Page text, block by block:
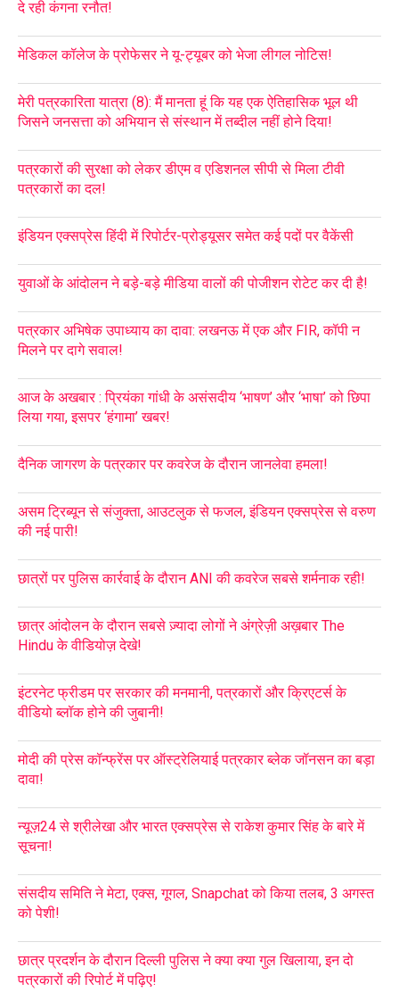
दे रही कंगना रनौत!
मेडिकल कॉलेज के प्रोफेसर ने यू-ट्यूबर को भेजा लीगल नोटिस!
मेरी पत्रकारिता यात्रा (8): मैं मानता हूं कि यह एक ऐतिहासिक भूल थी
जिसने जनसत्ता को अभियान से संस्थान में तब्दील नहीं होने दिया!
पत्रकारों की सुरक्षा को लेकर डीएम व एडिशनल सीपी से मिला टीवी
पत्रकारों का दल!
इंडियन एक्सप्रेस हिंदी में रिपोर्टर-प्रोड्यूसर समेत कई पदों पर वैकेंसी
युवाओं के आंदोलन ने बड़े-बड़े मीडिया वालों की पोजीशन रोटेट कर दी है!
पत्रकार अभिषेक उपाध्याय का दावा: लखनऊ में एक और FIR, कॉपी न
मिलने पर दागे सवाल!
आज के अखबार : प्रियंका गांधी के असंसदीय ‘भाषण’ और ‘भाषा’ को छिपा
लिया गया, इसपर ‘हंगामा’ खबर!
दैनिक जागरण के पत्रकार पर कवरेज के दौरान जानलेवा हमला!
असम ट्रिब्यून से संजुक्ता, आउटलुक से फजल, इंडियन एक्सप्रेस से वरुण
की नई पारी!
छात्रों पर पुलिस कार्रवाई के दौरान ANI की कवरेज सबसे शर्मनाक रही!
छात्र आंदोलन के दौरान सबसे ज़्यादा लोगों ने अंग्रेज़ी अख़बार The
Hindu के वीडियोज़ देखे!
इंटरनेट फ्रीडम पर सरकार की मनमानी, पत्रकारों और क्रिएटर्स के
वीडियो ब्लॉक होने की जुबानी!
मोदी की प्रेस कॉन्फ्रेंस पर ऑस्ट्रेलियाई पत्रकार ब्लेक जॉनसन का बड़ा
दावा!
न्यूज़24 से श्रीलेखा और भारत एक्सप्रेस से राकेश कुमार सिंह के बारे में
सूचना!
संसदीय समिति ने मेटा, एक्स, गूगल, Snapchat को किया तलब, 3 अगस्त
को पेशी!
छात्र प्रदर्शन के दौरान दिल्ली पुलिस ने क्या क्या गुल खिलाया, इन दो
पत्रकारों की रिपोर्ट में पढ़िए!